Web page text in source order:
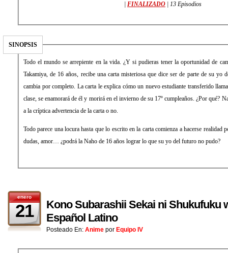
FINALIZADO | 13 Episodios
SINOPSIS
Todo el mundo se arrepiente en la vida. ¿Y si pudieras tener la oportunidad de
Takamiya, de 16 años, recibe una carta misteriosa que dice ser de parte de su yo
cambia por completo. La carta le explica cómo un nuevo estudiante transferido
clase, se enamorará de él y morirá en el invierno de su 17º cumpleaños. ¿Por qué?
a la críptica advertencia de la carta o no.
Todo parece una locura hasta que lo escrito en la carta comienza a hacerse realidad poco a poco… Arrepentimiento,
dudas, amor… ¿podrá la Naho de 16 años lograr lo que su yo del futuro no pudo?
enero
21
Kono Subarashii Sekai ni Shukufuku
Español Latino
Posteado En: Anime por Equipo IV